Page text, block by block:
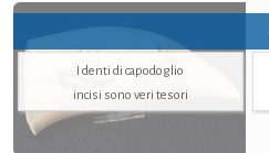
I denti di capodoglio
incisi sono veri tesori